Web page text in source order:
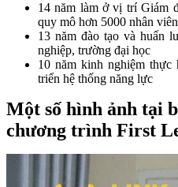
14 năm làm ở vị trí Giám
quy mô hơn 5000 nhân viên
13 năm đào tạo và huấn
nghiệp, trường đại học
10 năm kinh nghiệm
triển hệ thống năng lực
Một số hình ảnh tại
chương trình First